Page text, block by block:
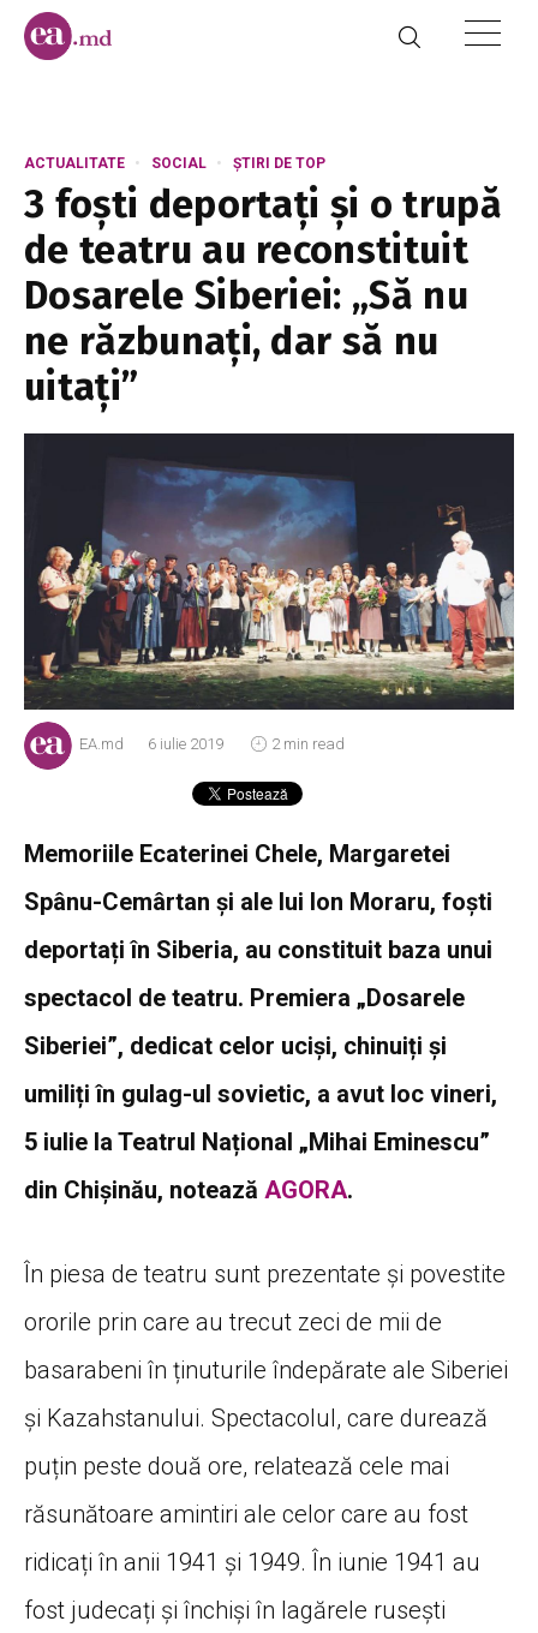
ACTUALITATE SOCIAL ȘTIRI DE TOP
3 foști deportați și o trupă
de teatru au reconstituit
Dosarele Siberiei: „Să nu
ne răzbunați, dar să nu
uitați”
EA.md 6 iulie 2019 2 min read
Memoriile Ecaterinei Chele, Margaretei
Spânu-Cemârtan și ale lui Ion Moraru, foști
deportați în Siberia, au constituit baza unui
spectacol de teatru. Premiera „Dosarele
Siberiei”, dedicat celor uciși, chinuiți și
umiliți în gulag-ul sovietic, a avut loc vineri,
5 iulie la Teatrul Național „Mihai Eminescu”
din Chișinău, notează AGORA.
În piesa de teatru sunt prezentate și povestite
ororile prin care au trecut zeci de mii de
basarabeni în ținuturile îndepărate ale Siberiei
și Kazahstanului. Spectacolul, care durează
puțin peste două ore, relatează cele mai
răsunătoare amintiri ale celor care au fost
ridicați în anii 1941 și 1949. În iunie 1941 au
fost judecați și închiși în lagărele rusești